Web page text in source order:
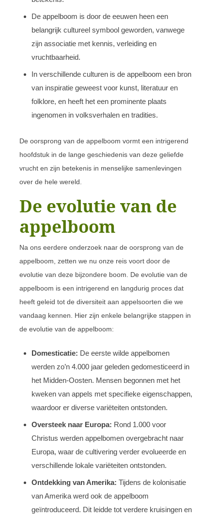
De appelboom is door de eeuwen heen een
belangrijk cultureel symbool geworden, vanwege
zijn associatie met kennis, verleiding en
vruchtbaarheid.
In verschillende culturen is de appelboom een bron
van inspiratie geweest voor kunst, literatuur en
folklore, en heeft het een prominente plaats
ingenomen in volksverhalen en tradities.
De oorsprong van de appelboom vormt een intrigerend
hoofdstuk in de lange geschiedenis van deze geliefde
vrucht en zijn betekenis in menselijke samenlevingen
over de hele wereld.
De evolutie van de
appelboom
Na ons eerdere onderzoek naar de oorsprong van de
appelboom, zetten we nu onze reis voort door de
evolutie van deze bijzondere boom. De evolutie van de
appelboom is een intrigerend en langdurig proces dat
heeft geleid tot de diversiteit aan appelsoorten die we
vandaag kennen. Hier zijn enkele belangrijke stappen in
de evolutie van de appelboom:
Domesticatie: De eerste wilde appelbomen
werden zo’n 4.000 jaar geleden gedomesticeerd in
het Midden-Oosten. Mensen begonnen met het
kweken van appels met specifieke eigenschappen,
waardoor er diverse variëteiten ontstonden.
Oversteek naar Europa: Rond 1.000 voor
Christus werden appelbomen overgebracht naar
Europa, waar de cultivering verder evolueerde en
verschillende lokale variëteiten ontstonden.
Ontdekking van Amerika: Tijdens de kolonisatie
van Amerika werd ook de appelboom
geïntroduceerd. Dit leidde tot verdere kruisingen en